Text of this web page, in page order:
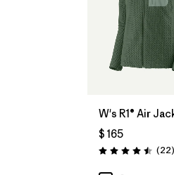
W's R1® Air
$ 165
Valoración: 4.5 / 5
(22)